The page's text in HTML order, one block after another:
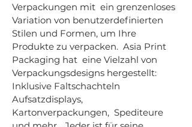
Verpackungen mit ein grenzenloses
Variation von benutzerdefinierten
Stilen und Formen, um Ihre
Produkte zu verpacken. Asia Print
Packaging hat eine Vielzahl von
Verpackungsdesigns hergestellt:
Inklusive Faltschachteln
Aufsatzdisplays,
Kartonverpackungen, Spediteure